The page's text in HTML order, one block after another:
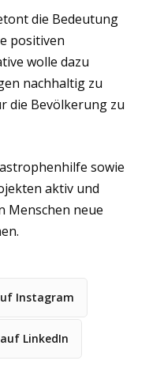
die Bedeutung
positiven
wolle dazu
nachhaltig zu
die Bevölkerung zu
sowie
aktiv und
Menschen neue
Instagram
LinkedIn